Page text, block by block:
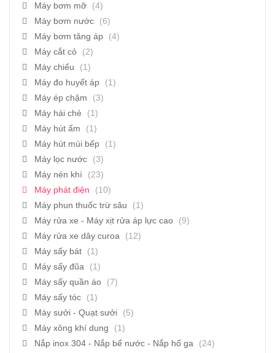
Máy bơm mỡ
(4)
Máy bơm nước
(6)
Máy bơm tăng áp
(4)
Máy cắt cỏ
(2)
Máy chiếu
(1)
Máy đo huyết áp
(1)
Máy ép chậm
(3)
Máy hái chè
(1)
Máy hút ẩm
(1)
Máy hút mùi bếp
(1)
Máy lọc nước
(3)
Máy nén khí
(23)
Máy phát điện
(10)
Máy phun thuốc trừ sâu
(1)
Máy rửa xe - Máy xịt rửa áp lực cao
(9)
Máy rửa xe dây curoa
(12)
Máy sấy bát
(1)
Máy sấy đũa
(1)
Máy sấy quần áo
(7)
Máy sấy tóc
(1)
Máy sưởi - Quạt sưởi
(5)
Máy xông khí dung
(1)
Nắp inox 304 - Nắp bể nước - Nắp hố ga
(24)